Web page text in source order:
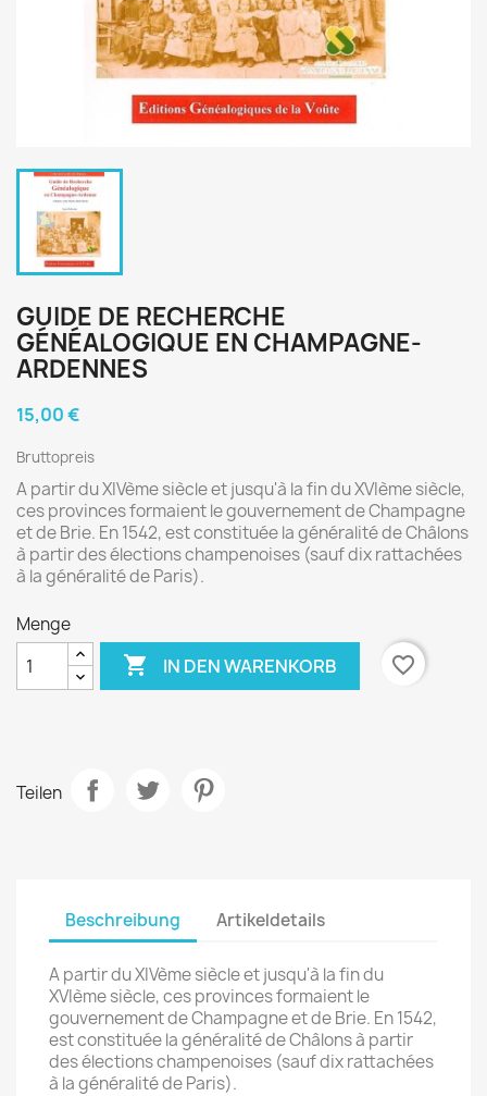
GUIDE DE RECHERCHE
GÉNÉALOGIQUE EN CHAMPAGNE-
ARDENNES
15,00 €
Bruttopreis
A partir du XIVème siècle et jusqu'à la fin du XVIème siècle,
ces provinces formaient le gouvernement de Champagne
et de Brie. En 1542, est constituée la généralité de Châlons
à partir des élections champenoises (sauf dix rattachées
à la généralité de Paris).
Menge
 IN DEN WARENKORB favorite_border
Teilen
Beschreibung Artikeldetails
A partir du XIVème siècle et jusqu'à la fin du
XVIème siècle, ces provinces formaient le
gouvernement de Champagne et de Brie. En 1542,
est constituée la généralité de Châlons à partir
des élections champenoises (sauf dix rattachées
à la généralité de Paris).